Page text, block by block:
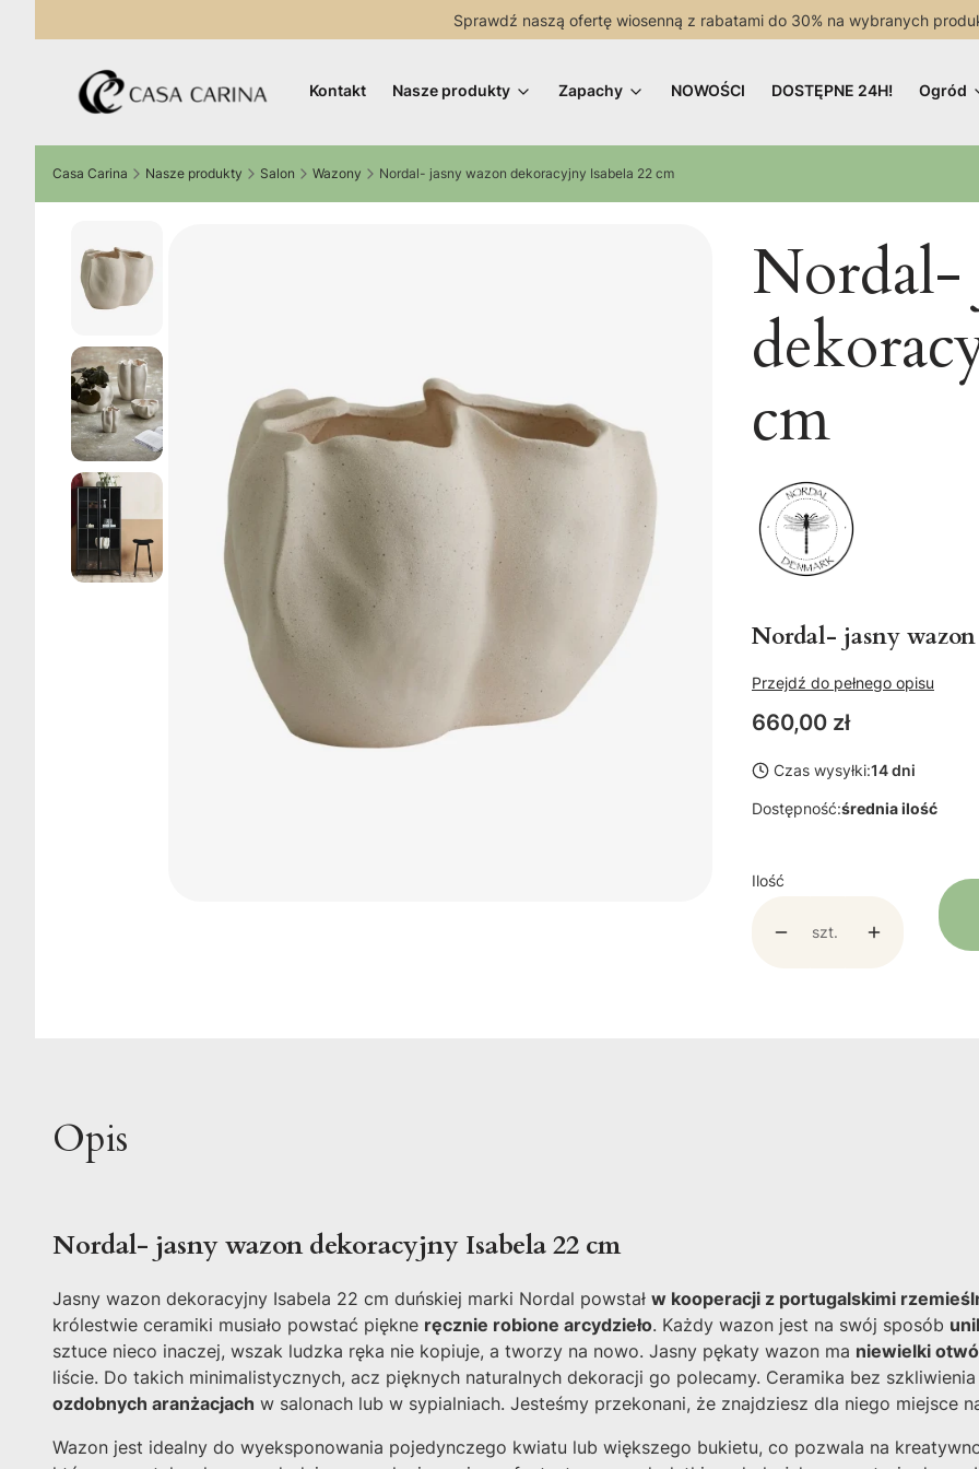
Sprawdź naszą ofertę wiosenną z rabatami do 30% na wybranych
Kontakt Nasze produkty Zapachy NOWOŚCI DOSTĘPNE 24H! Ogród
Casa Carina Nasze produkty Salon Wazony Nordal- jasny wazon dekoracyjny Isabela 22 cm
Nordal-
cm
Nordal- jasny
Przejdź do pełnego opisu
Cena
660,00 zł
Czas wysyłki:14 dni
Dostępność:średnia ilość
Ilość
szt.
Opis
Nordal- jasny wazon dekoracyjny Isabela 22 cm
Jasny wazon dekoracyjny Isabela 22 cm duńskiej marki Nordal powstał w kooperacji z portugalskimi
królestwie ceramiki musiało powstać piękne ręcznie robione arcydzieło. Każdy wazon jest na swój sposób
sztuce nieco inaczej, wszak ludzka ręka nie kopiuje, a tworzy na nowo. Jasny pękaty wazon ma niewielki
liście. Do takich minimalistycznych, acz pięknych naturalnych dekoracji go polecamy. Ceramika bez
ozdobnych aranżacjach w salonach lub w sypialniach. Jesteśmy przekonani, że znajdziesz dla niego miejsce
Wazon jest idealny do wyeksponowania pojedynczego kwiatu lub większego bukietu, co pozwala na